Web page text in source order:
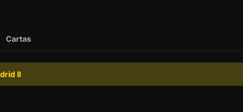
Cartas
II